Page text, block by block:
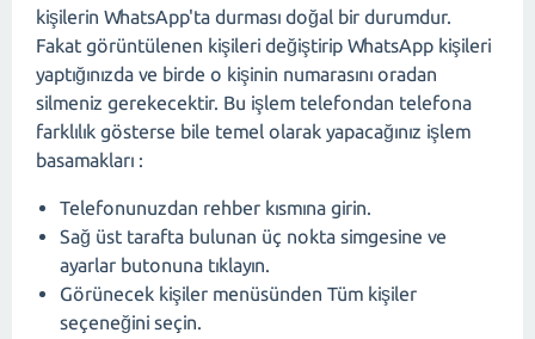
kişilerin WhatsApp'ta durması doğal bir durumdur.
Fakat görüntülenen kişileri değiştirip WhatsApp kişileri
yaptığınızda ve birde o kişinin numarasını oradan
silmeniz gerekecektir. Bu işlem telefondan telefona
farklılık gösterse bile temel olarak yapacağınız işlem
basamakları :
Telefonunuzdan rehber kısmına girin.
Sağ üst tarafta bulunan üç nokta simgesine ve
ayarlar butonuna tıklayın.
Görünecek kişiler menüsünden Tüm kişiler
seçeneğini seçin.